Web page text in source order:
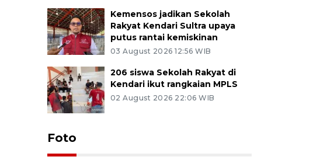
Kemensos jadikan Sekolah
Rakyat Kendari Sultra upaya
putus rantai kemiskinan
03 August 2026 12:56 WIB
206 siswa Sekolah Rakyat di
Kendari ikut rangkaian MPLS
02 August 2026 22:06 WIB
Foto